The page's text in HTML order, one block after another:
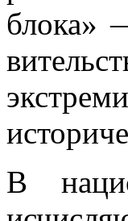
блока»
В